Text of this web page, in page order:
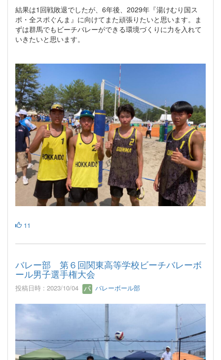
結果は1回戦敗退でしたが、6年後、2029年『湯けむり国ス
ポ・全スポぐんま』に向けてまた頑張りたいと思います。ま
ずは群馬でもビーチバレーができる環境づくりに力を入れて
いきたいと思います。
11
バレー部 第６回関東高等学校ビーチバレーボ
ール男子選手権大会
投稿日時 : 2023/10/04 バレーボール部